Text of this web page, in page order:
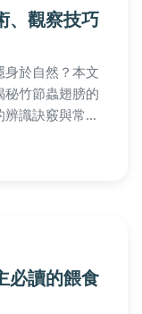
、觀察技巧
於自然？本文
竹節蟲翅膀的
識訣竅與常見
必讀的餵食